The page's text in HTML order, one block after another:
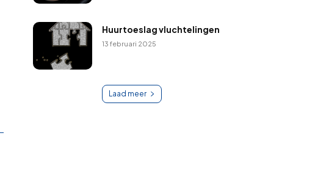
Huurtoeslag vluchtelingen
13 februari 2025
Laad meer